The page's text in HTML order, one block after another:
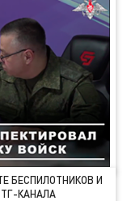
БЕСПИЛОТНИКОВ И
КАНАЛА